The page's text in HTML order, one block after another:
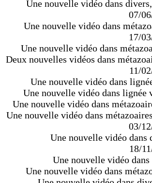
Une nouvelle vidéo dans
07/
Une nouvelle vidéo dans
17/
Une nouvelle vidéo dans
Deux nouvelles vidéos dans
11/
Une nouvelle vidéo dans
Une nouvelle vidéo dans lignée
Une nouvelle vidéo dans
Une nouvelle vidéo dans
03/
Une nouvelle vidéo
18/
Une nouvelle vidéo
Une nouvelle vidéo dans